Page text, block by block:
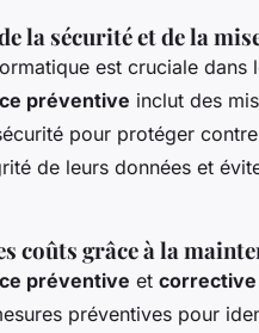
la sécurité et de la
est cruciale
préventive inclut des
pour protéger
de leurs données et
coûts grâce à la
préventive et corrective
préventives pour